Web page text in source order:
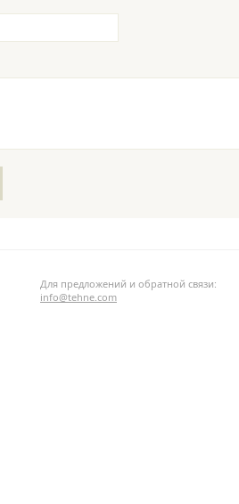
Для предложений и обратной связи:
info@tehne.com